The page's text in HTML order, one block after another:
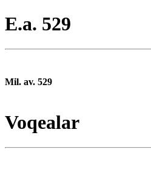
E.a. 529
Mil. av. 529
Voqealar